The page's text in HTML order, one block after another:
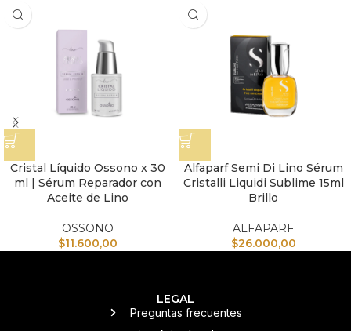
Cristal Líquido Ossono x 30
ml | Sérum Reparador con
Aceite de Lino
OSSONO
$11.600,00
Alfaparf Semi Di Lino Sérum
Cristalli Liquidi Sublime 15ml
Brillo
ALFAPARF
$26.000,00
LEGAL
Preguntas frecuentes